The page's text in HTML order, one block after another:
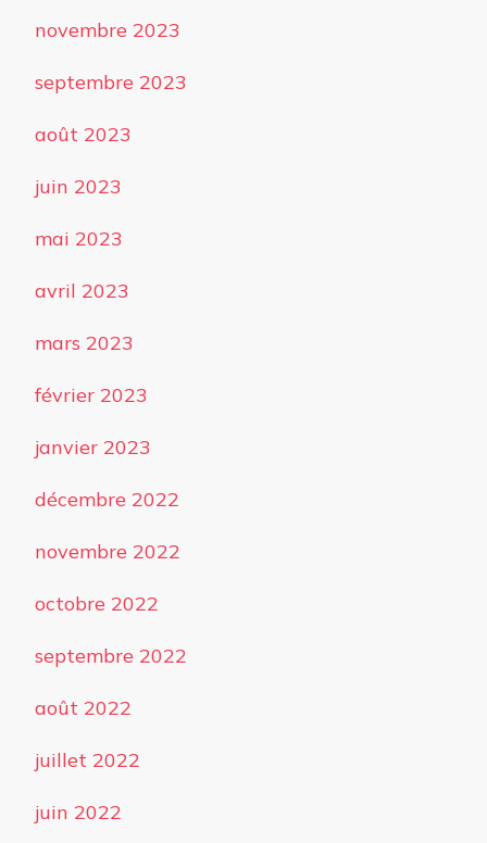
novembre 2023
septembre 2023
août 2023
juin 2023
mai 2023
avril 2023
mars 2023
février 2023
janvier 2023
décembre 2022
novembre 2022
octobre 2022
septembre 2022
août 2022
juillet 2022
juin 2022